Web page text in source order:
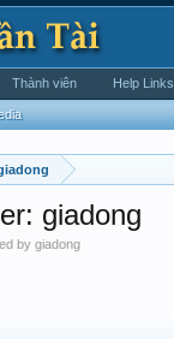
giadong
by giadong
Thành viên Help Links